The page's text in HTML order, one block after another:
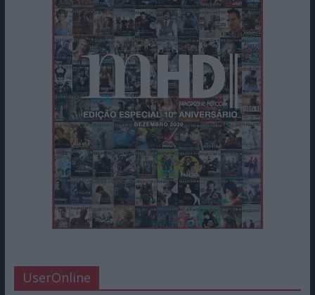
UserOnline